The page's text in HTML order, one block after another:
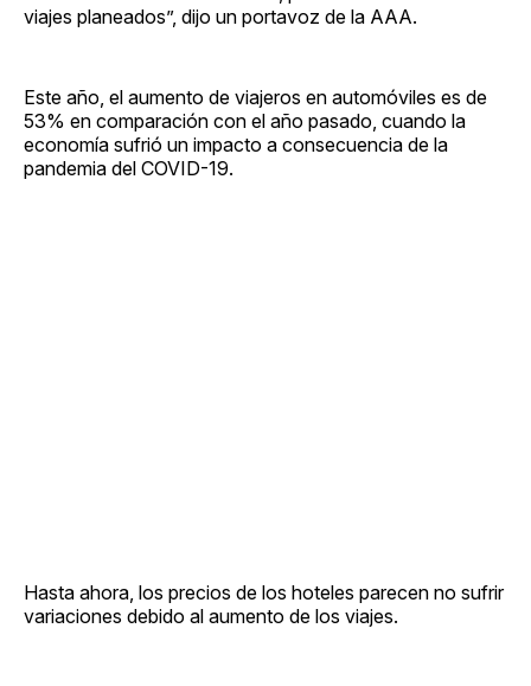
viajes planeados”, dijo un portavoz de la AAA.
Este año, el aumento de viajeros en automóviles es de
53% en comparación con el año pasado, cuando la
economía sufrió un impacto a consecuencia de la
pandemia del COVID-19.
Hasta ahora, los precios de los hoteles parecen no sufrir
variaciones debido al aumento de los viajes.